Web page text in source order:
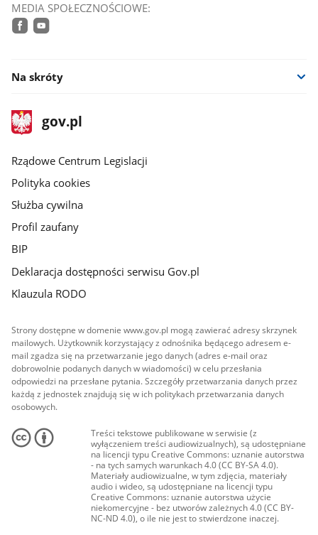
MEDIA SPOŁECZNOŚCIOWE:
Na skróty
stopka
gov.plStrona
gov.pl
Rządowe Centrum Legislacji
Polityka cookies
Służba cywilna
Profil zaufany
BIP
Deklaracja dostępności serwisu Gov.pl
Klauzula RODO
Strony dostępne w domenie www.gov.pl mogą zawierać adresy skrzynek
mailowych. Użytkownik korzystający z odnośnika będącego adresem e-
mail zgadza się na przetwarzanie jego danych (adres e-mail oraz
dobrowolnie podanych danych w wiadomości) w celu przesłania
odpowiedzi na przesłane pytania. Szczegóły przetwarzania danych przez
każdą z jednostek znajdują się w ich politykach przetwarzania danych
osobowych.
Treści tekstowe publikowane w serwisie (z
wyłączeniem treści audiowizualnych), są udostępniane
na licencji typu Creative Commons: uznanie autorstwa
- na tych samych warunkach 4.0 (CC BY-SA 4.0).
Materiały audiowizualne, w tym zdjęcia, materiały
audio i wideo, są udostępniane na licencji typu
Creative Commons: uznanie autorstwa użycie
niekomercyjne - bez utworów zależnych 4.0 (CC BY-
NC-ND 4.0), o ile nie jest to stwierdzone inaczej.